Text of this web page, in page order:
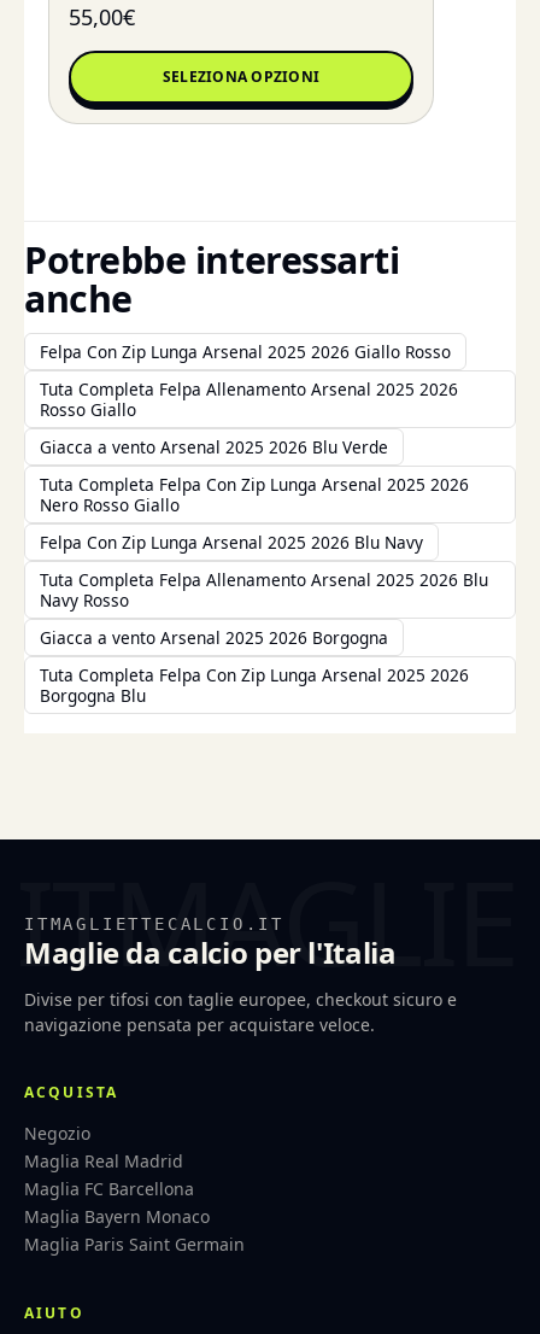
55,00€
SELEZIONA OPZIONI
Potrebbe interessarti
anche
Felpa Con Zip Lunga Arsenal 2025 2026 Giallo Rosso
Tuta Completa Felpa Allenamento Arsenal 2025 2026
Rosso Giallo
Giacca a vento Arsenal 2025 2026 Blu Verde
Tuta Completa Felpa Con Zip Lunga Arsenal 2025 2026
Nero Rosso Giallo
Felpa Con Zip Lunga Arsenal 2025 2026 Blu Navy
Tuta Completa Felpa Allenamento Arsenal 2025 2026 Blu
Navy Rosso
Giacca a vento Arsenal 2025 2026 Borgogna
Tuta Completa Felpa Con Zip Lunga Arsenal 2025 2026
Borgogna Blu
ITMAGLIETTECALCIO.IT
Maglie da calcio per l'Italia
Divise per tifosi con taglie europee, checkout sicuro e
navigazione pensata per acquistare veloce.
ACQUISTA
Negozio
Maglia Real Madrid
Maglia FC Barcellona
Maglia Bayern Monaco
Maglia Paris Saint Germain
AIUTO